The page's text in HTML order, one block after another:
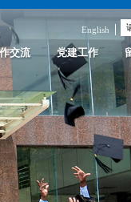
English
交流 党建工作